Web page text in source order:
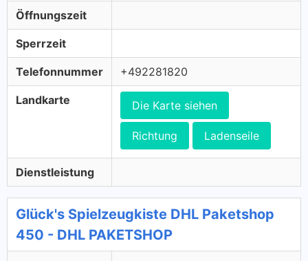
Öffnungszeit
Sperrzeit
Telefonnummer +492281820
Landkarte Die Karte siehen
Richtung Ladenseile
Dienstleistung
Glück's Spielzeugkiste DHL Paketshop
450 - DHL PAKETSHOP